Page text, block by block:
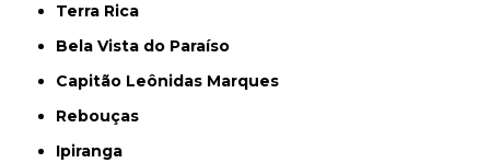
Terra Rica
Bela Vista do Paraíso
Capitão Leônidas Marques
Rebouças
Ipiranga